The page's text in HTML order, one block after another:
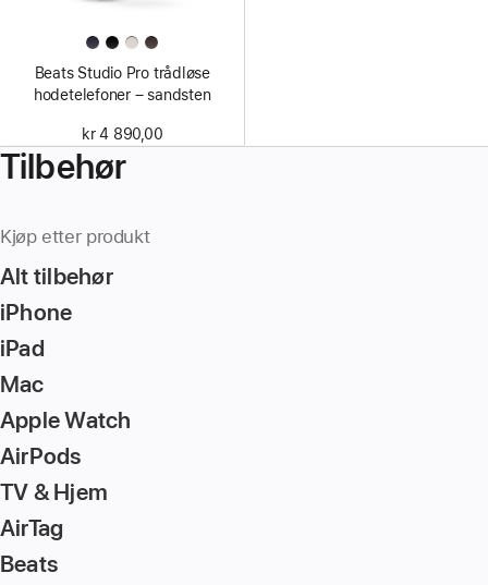
Beats Studio Pro trådløse
hodetelefoner – sandsten
kr 4 890,00
Tilbehør
Kjøp etter produkt
Alt tilbehør
iPhone
iPad
Mac
Apple Watch
AirPods
TV & Hjem
AirTag
Beats